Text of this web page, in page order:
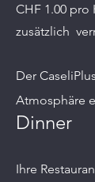
CHF 1.00 pro
zusätzlich
Der
Atmosphäre
Dinner
Ihre